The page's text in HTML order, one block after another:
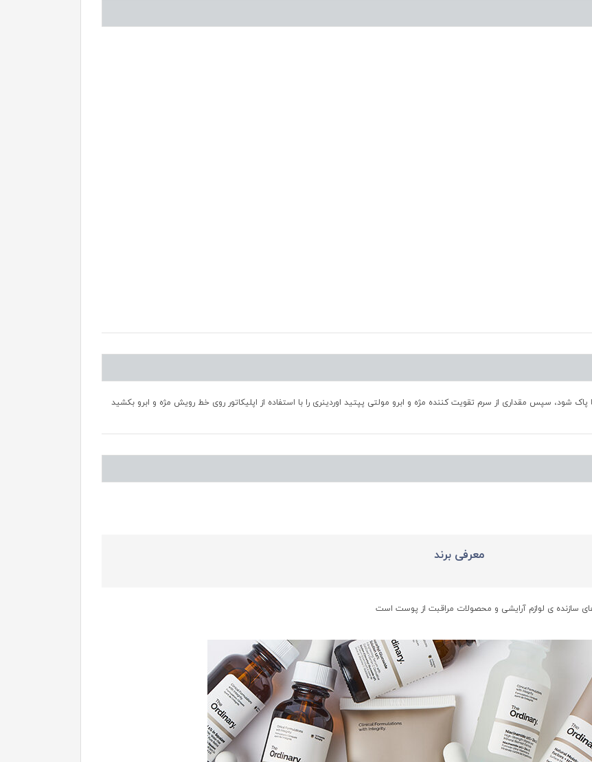
پاک شود، سپس مقداری از سرم تقویت کننده مژه و ابرو مولتی پپتید اوردینری را با استفاده از اپلیکاتور روی خط رویش مژه و ابرو بکشید
معرفی برند
سازنده ی لوازم آرایشی و محصولات مراقبت از پوست است